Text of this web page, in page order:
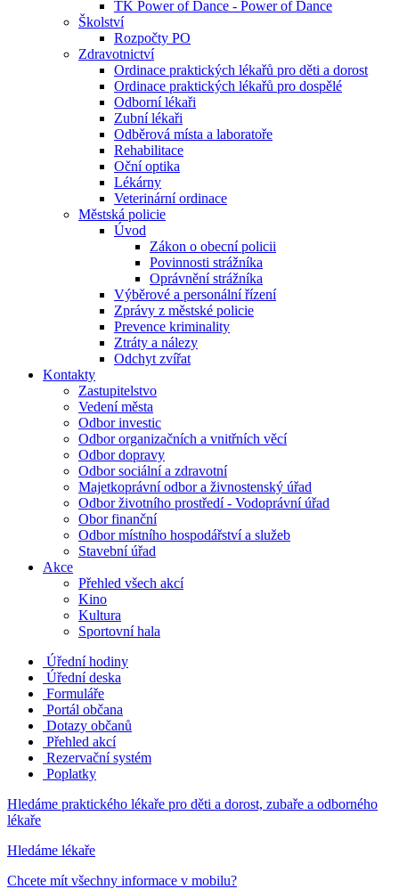
TK Power of Dance - Power of Dance
Školství
Rozpočty PO
Zdravotnictví
Ordinace praktických lékařů pro děti a dorost
Ordinace praktických lékařů pro dospělé
Odborní lékaři
Zubní lékaři
Odběrová místa a laboratoře
Rehabilitace
Oční optika
Lékárny
Veterinární ordinace
Městská policie
Úvod
Zákon o obecní policii
Povinnosti strážníka
Oprávnění strážníka
Výběrové a personální řízení
Zprávy z městské policie
Prevence kriminality
Ztráty a nálezy
Odchyt zvířat
Kontakty
Zastupitelstvo
Vedení města
Odbor investic
Odbor organizačních a vnitřních věcí
Odbor dopravy
Odbor sociální a zdravotní
Majetkoprávní odbor a živnostenský úřad
Odbor životního prostředí - Vodoprávní úřad
Obor finanční
Odbor místního hospodářství a služeb
Stavební úřad
Akce
Přehled všech akcí
Kino
Kultura
Sportovní hala
Úřední hodiny
Úřední deska
Formuláře
Portál občana
Dotazy občanů
Přehled akcí
Rezervační systém
Poplatky
Hledáme praktického lékaře pro děti a dorost, zubaře a odborného
lékaře
Hledáme lékaře
Chcete mít všechny informace v mobilu?